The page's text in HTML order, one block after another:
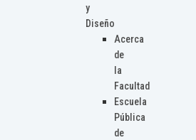
y
Diseño
Acerca
de
la
Facultad
Escuela
Pública
de